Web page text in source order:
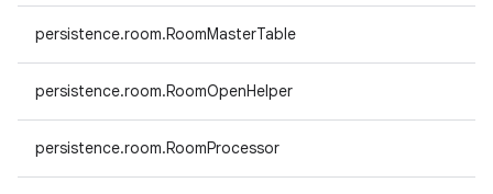
persistence.room.RoomMasterTable
persistence.room.RoomOpenHelper
persistence.room.RoomProcessor